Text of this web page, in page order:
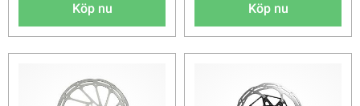
Köp nu Köp nu